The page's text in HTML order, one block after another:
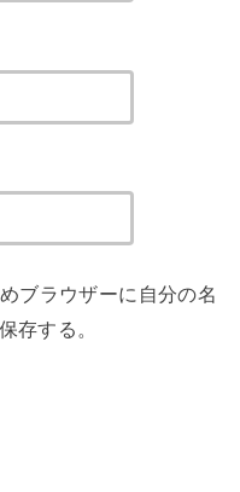
ブラウザーに自分の名
存する。